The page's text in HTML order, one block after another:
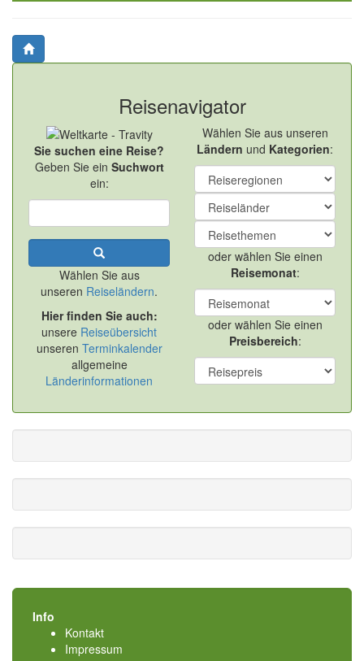
Reisenavigator
Sie suchen eine Reise?
Geben Sie ein Suchwort
ein:
Wählen Sie aus
unseren Reiseländern.
Hier finden Sie auch:
unsere Reiseübersicht
unseren Terminkalender
allgemeine
Länderinformationen
Wählen Sie aus unseren
Ländern und Kategorien:
oder wählen Sie einen
Reisemonat:
oder wählen Sie einen
Preisbereich:
Info
Kontakt
Impressum